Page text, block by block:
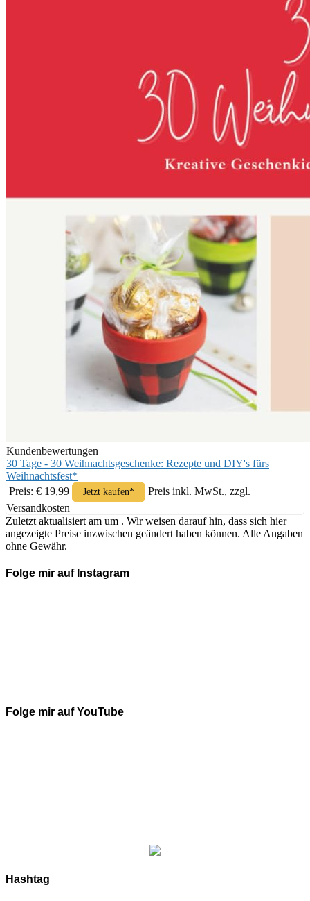
Kundenbewertungen
30 Tage - 30 Weihnachtsgeschenke: Rezepte und DIY's fürs
Weihnachtsfest*
Preis: € 19,99
Jetzt kaufen*
Preis inkl. MwSt., zzgl.
Versandkosten
Zuletzt aktualisiert am um . Wir weisen darauf hin, dass sich hier
angezeigte Preise inzwischen geändert haben können. Alle Angaben
ohne Gewähr.
Folge mir auf Instagram
Folge mir auf YouTube
Hashtag